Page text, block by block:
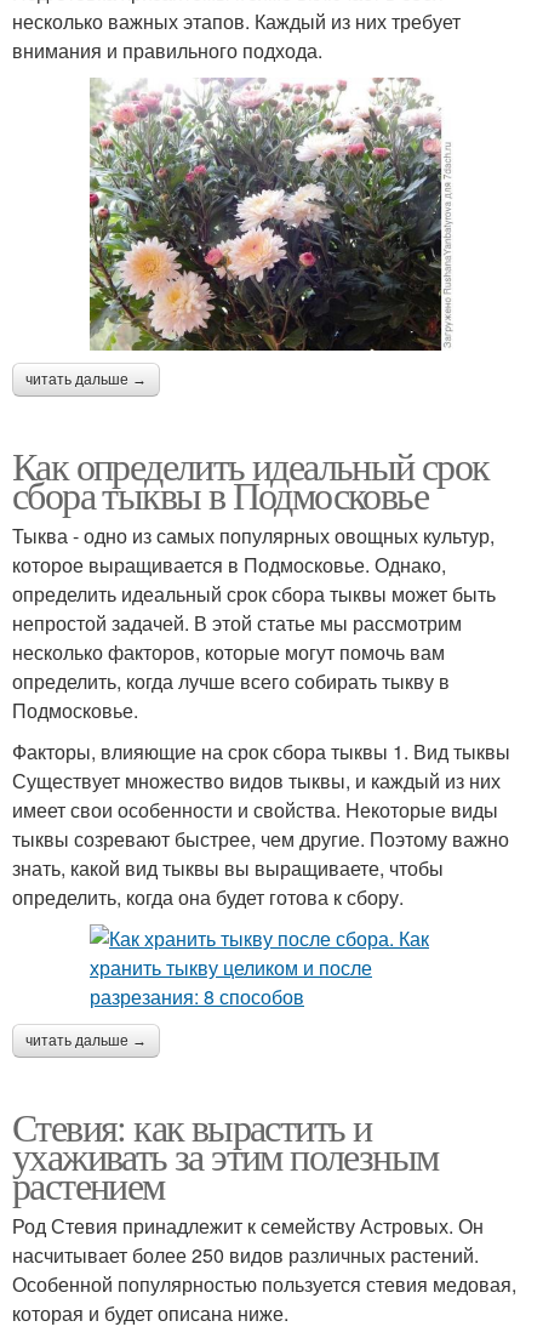
несколько важных этапов. Каждый из них требует
внимания и правильного подхода.
читать дальше →
Как определить идеальный срок
сбора тыквы в Подмосковье
Тыква - одно из самых популярных овощных культур,
которое выращивается в Подмосковье. Однако,
определить идеальный срок сбора тыквы может быть
непростой задачей. В этой статье мы рассмотрим
несколько факторов, которые могут помочь вам
определить, когда лучше всего собирать тыкву в
Подмосковье.
Факторы, влияющие на срок сбора тыквы 1. Вид тыквы
Существует множество видов тыквы, и каждый из них
имеет свои особенности и свойства. Некоторые виды
тыквы созревают быстрее, чем другие. Поэтому важно
знать, какой вид тыквы вы выращиваете, чтобы
определить, когда она будет готова к сбору.
читать дальше →
Стевия: как вырастить и
ухаживать за этим полезным
растением
Род Стевия принадлежит к семейству Астровых. Он
насчитывает более 250 видов различных растений.
Особенной популярностью пользуется стевия медовая,
которая и будет описана ниже.